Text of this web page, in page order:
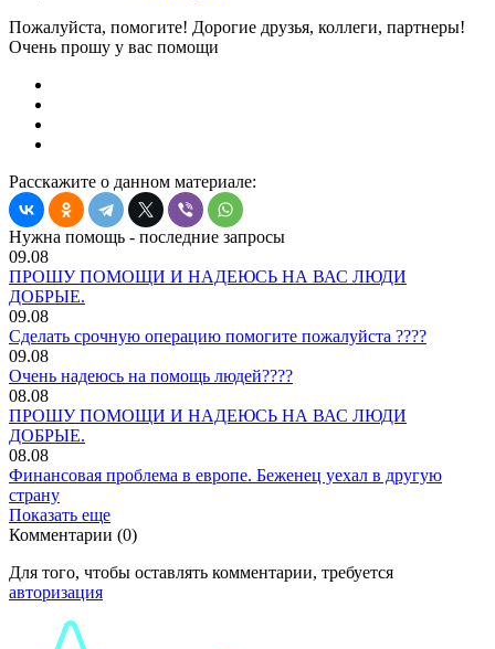
Пожалуйста, помогите! Дорогие друзья, коллеги, партнеры!
Очень прошу у вас помощи
Расскажите о данном материале:
Нужна помощь - последние запросы
09.08
ПРОШУ ПОМОЩИ И НАДЕЮСЬ НА ВАС ЛЮДИ
ДОБРЫЕ.
09.08
Сделать срочную операцию помогите пожалуйста ????
09.08
Очень надеюсь на помощь людей????
08.08
ПРОШУ ПОМОЩИ И НАДЕЮСЬ НА ВАС ЛЮДИ
ДОБРЫЕ.
08.08
Финансовая проблема в европе. Беженец уехал в другую
страну
Показать еще
Комментарии (0)
Для того, чтобы оставлять комментарии, требуется
авторизация